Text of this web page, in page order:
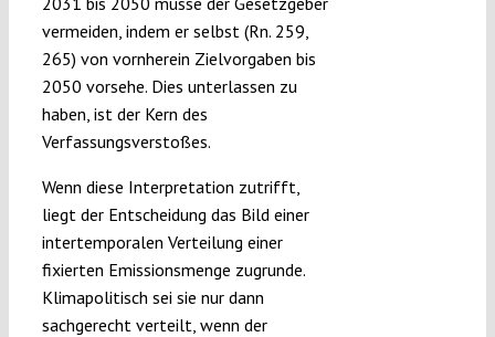
vermeiden, indem er selbst (Rn. 259,
265) von vornherein Zielvorgaben bis
2050 vorsehe. Dies unterlassen zu
haben, ist der Kern des
Verfassungsverstoßes.
Wenn diese Interpretation zutrifft,
liegt der Entscheidung das Bild einer
intertemporalen Verteilung einer
fixierten Emissionsmenge zugrunde.
Klimapolitisch sei sie nur dann
sachgerecht verteilt, wenn der